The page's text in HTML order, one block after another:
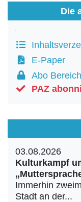
Die
E-Paper
Abo Bereich
PAZ
03.08.2026
Kulturkampf
Immerhin
Stadt an der...